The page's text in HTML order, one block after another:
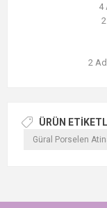
4
2
ÜRÜN
Güral Porselen